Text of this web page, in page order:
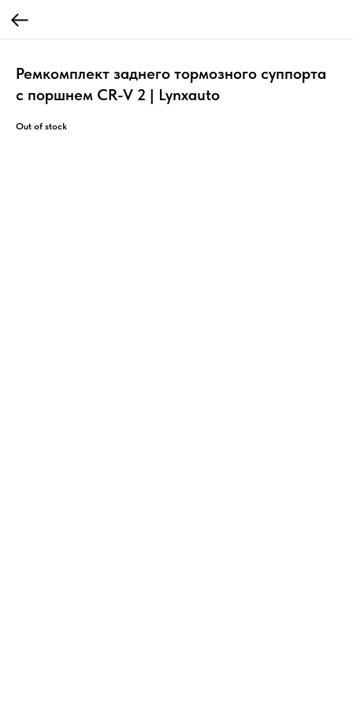
Ремкомплект заднего тормозного суппорта
с поршнем CR-V 2 | Lynxauto
Out of stock